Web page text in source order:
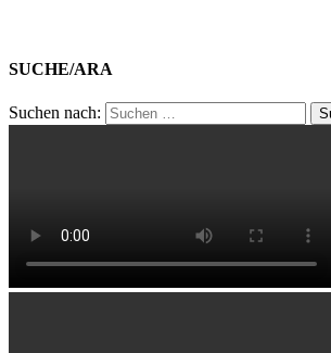
SUCHE/ARA
Suchen nach: